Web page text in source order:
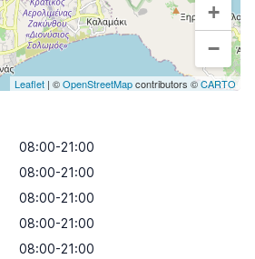
+
−
Leaflet | ©OpenStreetMapcontributors ©CARTO
08:00-21:00
08:00-21:00
08:00-21:00
08:00-21:00
08:00-21:00